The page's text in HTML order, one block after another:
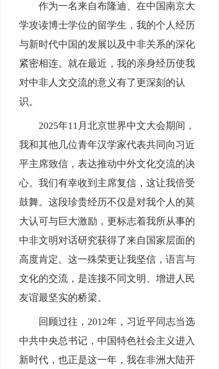
作为一名来自布隆迪、在中国南京大
学攻读博士学位的留学生，我的个人经历
与新时代中国的发展以及中非关系的深化
紧密相连。就在最近，我的亲身经历使我
对中非人文交流的意义有了更深刻的认
识。
2025年11月北京世界中文大会期间，
我和其他几位青年汉学家代表共同向习近
平主席致信，表达推动中外文化交流的决
心。我们有幸收到主席复信，这让我倍受
鼓舞。这段珍贵经历不仅是对我个人的莫
大认可与巨大激励，更标志着我所从事的
中非文明对话研究获得了来自国家层面的
高度肯定。这一殊荣更让我坚信，语言与
文化的交流，是连接不同文明、增进人民
友谊最坚实的桥梁。
回顾过往，2012年，习近平同志当选
中共中央总书记，中国特色社会主义进入
新时代，也正是这一年，我在非洲大陆开